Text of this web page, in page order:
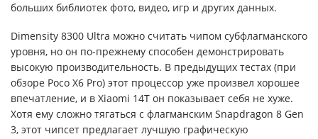
больших библиотек фото, видео, игр и других данных.
Dimensity 8300 Ultra можно считать чипом субфлагманского
уровня, но он по-прежнему способен демонстрировать
высокую производительность. В предыдущих тестах (при
обзоре Poco X6 Pro) этот процессор уже произвел хорошее
впечатление, и в Xiaomi 14T он показывает себя не хуже.
Хотя ему сложно тягаться с флагманским Snapdragon 8 Gen
3, этот чипсет предлагает лучшую графическую